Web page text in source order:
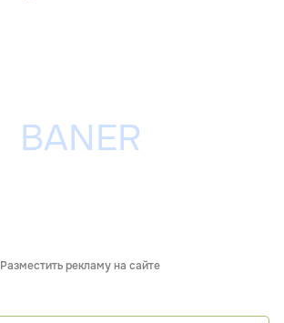
Разместить рекламу на сайте